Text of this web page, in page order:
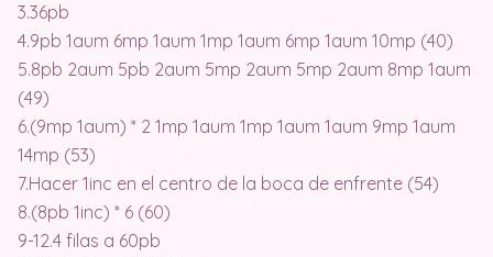
3.36pb
4.9pb 1aum 6mp 1aum 1mp 1aum 6mp 1aum 10mp (40)
5.8pb 2aum 5pb 2aum 5mp 2aum 5mp 2aum 8mp 1aum
(49)
6.(9mp 1aum) * 2 1mp 1aum 1mp 1aum 1aum 9mp 1aum
14mp (53)
7.Hacer 1inc en el centro de la boca de enfrente (54)
8.(8pb 1inc) * 6 (60)
9-12.4 filas a 60pb